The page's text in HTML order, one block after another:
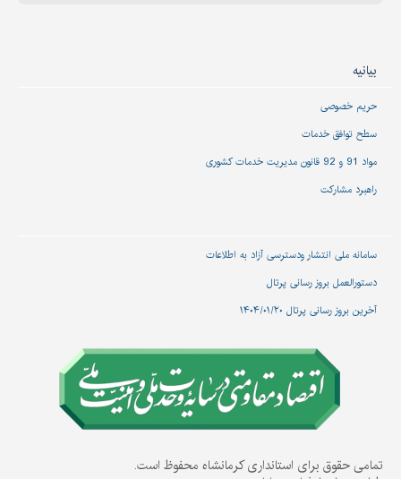
بیانیه
حریم خصوصی
سطح توافق خدمات
مواد 91 و 92 قانون مدیریت خدمات کشوری
راهبرد مشارکت
سامانه ملی انتشار و‌دسترسی آزاد به اطلاعات
دستورالعمل بروز رسانی پرتال
آخرین بروز رسانی پرتال ۱۴۰۴/۰۱/۲۰
تمامی حقوق برای استانداری کرمانشاه محفوظ است.